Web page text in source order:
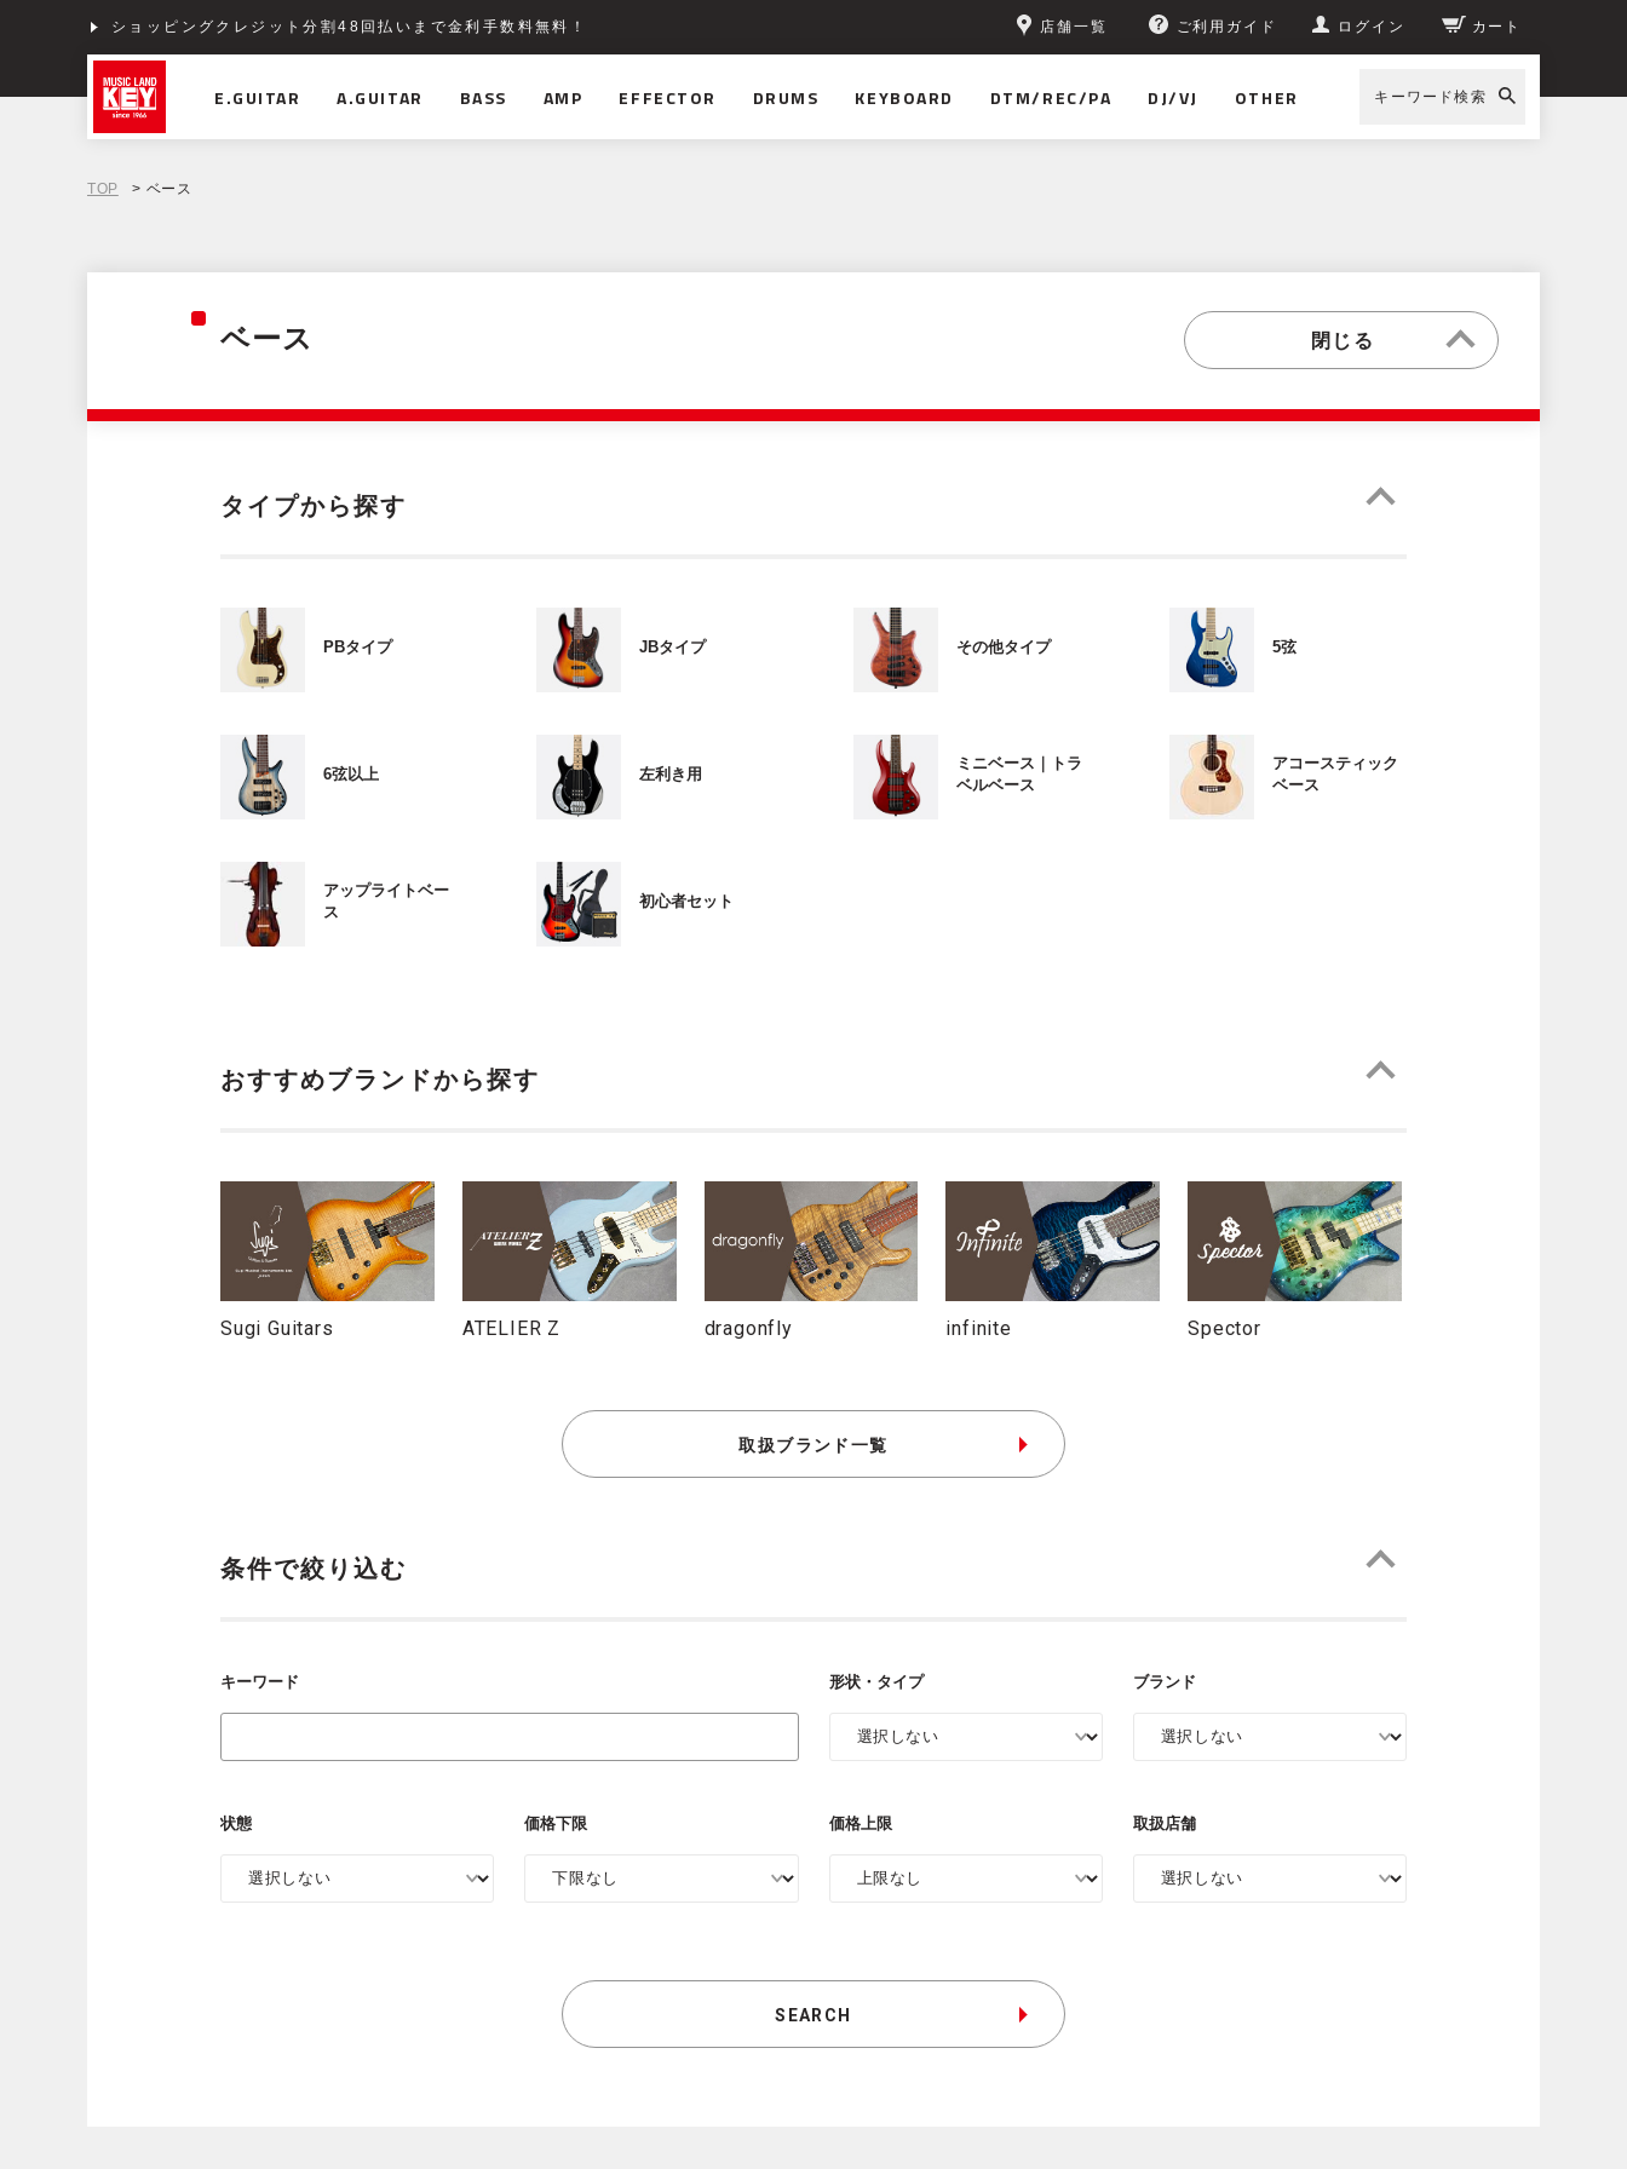
ショッピングクレジット分割48回払いまで金利手数料無料！ 店舗一覧 ご利用ガイド ログイン カート
E.GUITAR A.GUITAR BASS AMP EFFECTOR DRUMS KEYBOARD DTM/REC/PA DJ/VJ OTHER キーワード検索
TOP > ベース
ベース
タイプから探す
PBタイプ JBタイプ その他タイプ 5弦
6弦以上 左利き用
ミニベース｜トラ
ベルベース
アコースティック
ベース
アップライトベー
ス
初心者セット
おすすめブランドから探す
Sugi Guitars ATELIER Z dragonfly infinite Spector
取扱ブランド一覧
条件で絞り込む
キーワード 形状・タイプ ブランド
状態 価格下限 価格上限 取扱店舗
SEARCH